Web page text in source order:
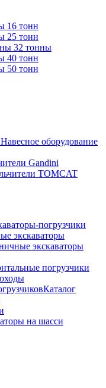
16 тонн
25 тонн
32 тонны
40 тонн
50 тонн
Навесное оборудование
Gandini
TOMCAT
погрузчики
экскаваторы
экскаваторы
погрузчики
Каталог
на шасси